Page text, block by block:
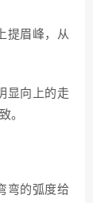
提眉峰，从
显向上的走
。
弯的弧度给